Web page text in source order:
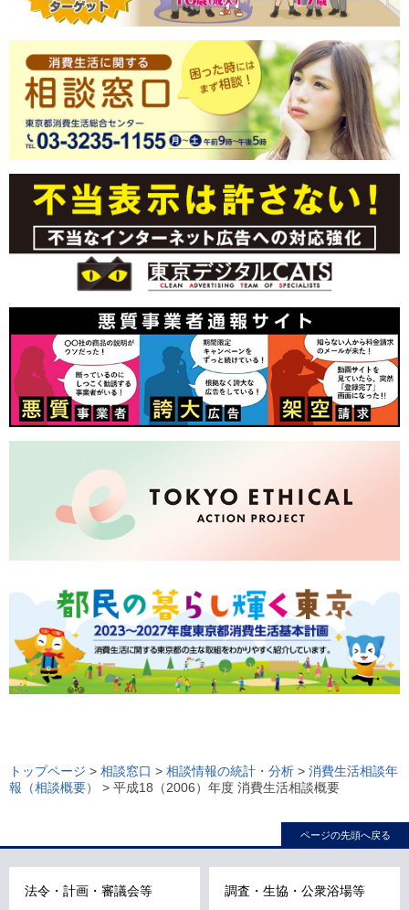
ー
カ
トップページ > 相談窓口 > 相談情報の統計・分析 > 消費生活相談年
報（相談概要）
> 平成18（2006）年度 消費生活相談概要
ページの先頭へ戻る
法令・計画・審議会等 調査・生協・公衆浴場等